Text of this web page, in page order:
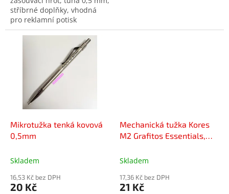
stříbrné doplňky, vhodná
pro reklamní potisk
Mikrotužka tenká kovová
0,5mm
Skladem
16,53 Kč bez DPH
20 Kč
Mechanická tužka Kores
M2 Grafitos Essentials,
Skladem
17,36 Kč bez DPH
21 Kč